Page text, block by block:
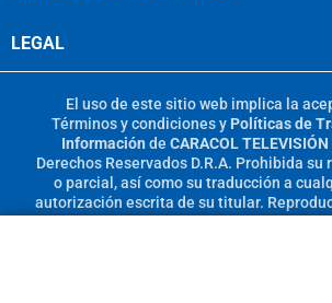
LEGAL
El uso de este sitio web implica la
Términos y condicionesy Políticas de
Información de CARACOL TELEVISIÓN
Derechos Reservados D.R.A. Prohibida su
o parcial, así como su traducción a
autorización escrita de su titular.